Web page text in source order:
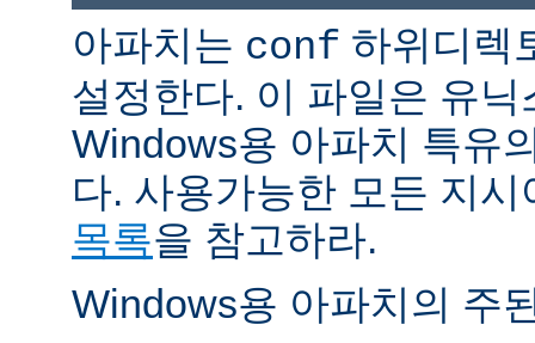
아파치는 conf 하위디렉
설정한다. 이 파일은 유
Windows용 아파치 특유
다. 사용가능한 모든 지
목록을 참고하라.
Windows용 아파치의 주